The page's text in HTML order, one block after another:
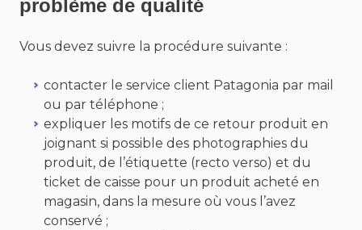
problème de qualité
Vous devez suivre la procédure suivante :
contacter le service client Patagonia par mail
ou par téléphone ;
expliquer les motifs de ce retour produit en
joignant si possible des photographies du
produit, de l’étiquette (recto verso) et du
ticket de caisse pour un produit acheté en
magasin, dans la mesure où vous l’avez
conservé ;